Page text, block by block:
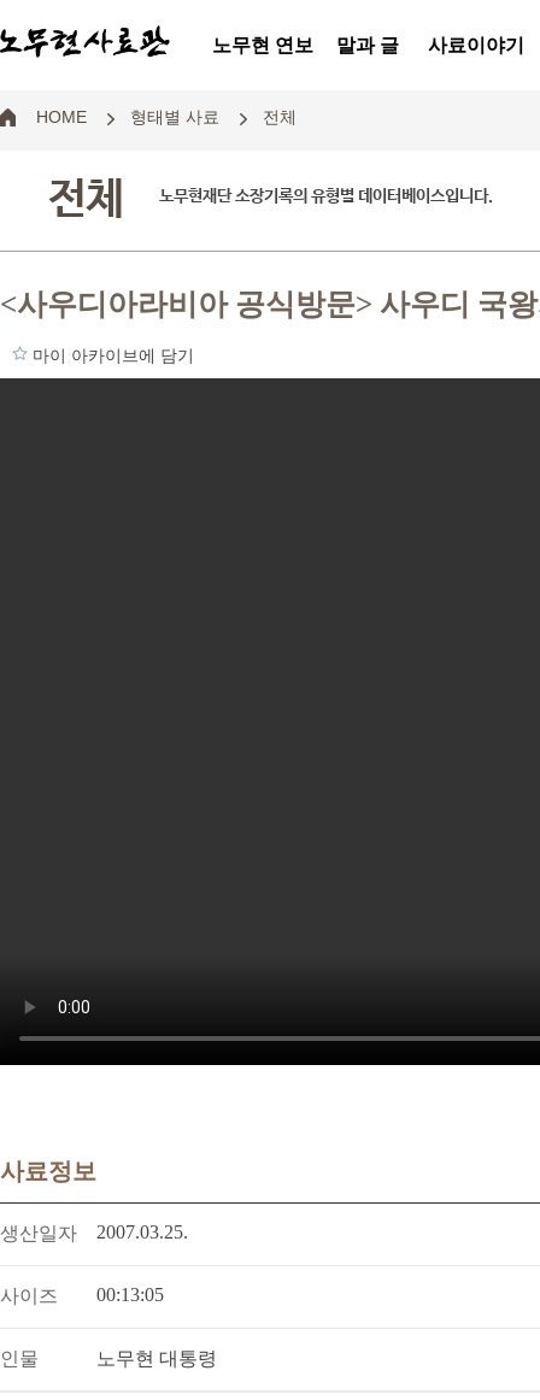
노무현 연보 말과 글 사료이야기
HOME 형태별 사료 전체
전체 노무현재단 소장기록의 유형별 데이터베이스입니다.
<사우디아라비아 공식방문> 사우디 국
마이 아카이브에 담기
사료정보
생산일자 2007.03.25.
사이즈 00:13:05
인물 노무현 대통령